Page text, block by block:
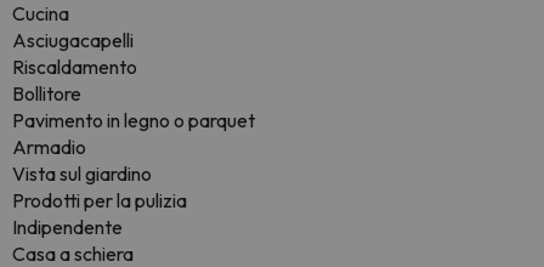
Cucina
Asciugacapelli
Riscaldamento
Bollitore
Pavimento in legno o parquet
Armadio
Vista sul giardino
Prodotti per la pulizia
Indipendente
Casa a schiera